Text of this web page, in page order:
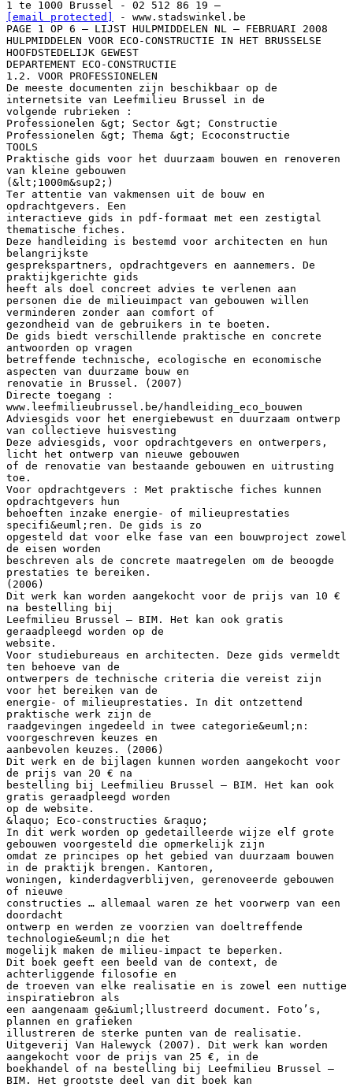
[email protected]
- www.stadswinkel.be
PAGE 1 OP 6 – LIJST HULPMIDDELEN NL – FEBRUARI 2008
HULPMIDDELEN VOOR ECO-CONSTRUCTIE IN HET BRUSSELSE
HOOFDSTEDELIJK GEWEST
DEPARTEMENT ECO-CONSTRUCTIE
1.2. VOOR PROFESSIONELEN
De meeste documenten zijn beschikbaar op de
internetsite van Leefmilieu Brussel in de
volgende rubrieken :
Professionelen &gt; Sector &gt; Constructie
Professionelen &gt; Thema &gt; Ecoconstructie
TOOLS
Praktische gids voor het duurzaam bouwen en renoveren
van kleine gebouwen
(&lt;1000m&sup2;)
Ter attentie van vakmensen uit de bouw en
opdrachtgevers. Een
interactieve gids in pdf-formaat met een zestigtal
thematische fiches.
Deze handleiding is bestemd voor architecten en hun
belangrijkste
gesprekspartners, opdrachtgevers en aannemers. De
praktijkgerichte gids
heeft als doel concreet advies te verlenen aan
personen die de milieuimpact van gebouwen willen
verminderen zonder aan comfort of
gezondheid van de gebruikers in te boeten.
De gids biedt verschillende praktische en concrete
antwoorden op vragen
betreffende technische, ecologische en economische
aspecten van duurzame bouw en
renovatie in Brussel. (2007)
Directe toegang :
www.leefmilieubrussel.be/handleiding_eco_bouwen
Adviesgids voor het energiebewust en duurzaam ontwerp
van collectieve huisvesting
Deze adviesgids, voor opdrachtgevers en ontwerpers,
licht het ontwerp van nieuwe gebouwen
of de renovatie van bestaande gebouwen en uitrusting
toe.
Voor opdrachtgevers : Met praktische fiches kunnen
opdrachtgevers hun
behoeften inzake energie- of milieuprestaties
specifi&euml;ren. De gids is zo
opgesteld dat voor elke fase van een bouwproject zowel
de eisen worden
beschreven als de concrete maatregelen om de beoogde
prestaties te bereiken.
(2006)
Dit werk kan worden aangekocht voor de prijs van 10 €
na bestelling bij
Leefmilieu Brussel – BIM. Het kan ook gratis
geraadpleegd worden op de
website.
Voor studiebureaus en architecten. Deze gids vermeldt
ten behoeve van de
ontwerpers de technische criteria die vereist zijn
voor het bereiken van de
energie- of milieuprestaties. In dit ontzettend
praktische werk zijn de
raadgevingen ingedeeld in twee categorie&euml;n:
voorgeschreven keuzes en
aanbevolen keuzes. (2006)
Dit werk en de bijlagen kunnen worden aangekocht voor
de prijs van 20 € na
bestelling bij Leefmilieu Brussel – BIM. Het kan ook
gratis geraadpleegd worden
op de website.
&laquo; Eco-constructies &raquo;
In dit werk worden op gedetailleerde wijze elf grote
gebouwen voorgesteld die opmerkelijk zijn
omdat ze principes op het gebied van duurzaam bouwen
in de praktijk brengen. Kantoren,
woningen, kinderdagverblijven, gerenoveerde gebouwen
of nieuwe
constructies … allemaal waren ze het voorwerp van een
doordacht
ontwerp en werden ze voorzien van doeltreffende
technologie&euml;n die het
mogelijk maken de milieu-impact te beperken.
Dit boek geeft een beeld van de context, de
achterliggende filosofie en
de troeven van elke realisatie en is zowel een nuttige
inspiratiebron als
een aangenaam ge&iuml;llustreerd document. Foto’s,
plannen en grafieken
illustreren de sterke punten van de realisatie.
Uitgeverij Van Halewyck (2007). Dit werk kan worden
aangekocht voor de prijs van 25 €, in de
boekhandel of na bestelling bij Leefmilieu Brussel –
BIM. Het grootste deel van dit boek kan